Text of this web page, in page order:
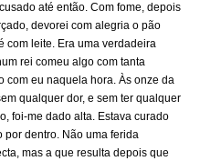
até então. Com fome, depois
devorei com alegria o pão
com leite. Era uma verdadeira
rei comeu algo com tanta
com eu naquela hora. Às onze da
qualquer dor, e sem ter qualquer
foi-me dado alta. Estava curado
por dentro. Não uma ferida
mas a que resulta depois que